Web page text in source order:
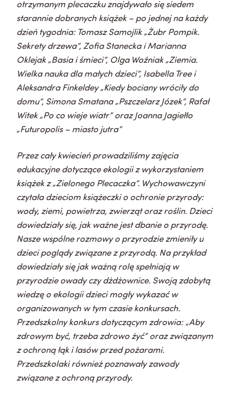
otrzymanym plecaczku znajdywało się siedem
starannie dobranych książek – po jednej na każdy
dzień tygodnia: Tomasz Samojlik „Żubr Pompik.
Sekrety drzewa”,Zofia Stanecka i Marianna
Oklejak „Basia i śmieci”, Olga Woźniak „Ziemia.
Wielka nauka dla małych dzieci”, Isabella Tree i
Aleksandra Finkeldey „Kiedy bociany wróciły do
domu”, Simona Smatana „Pszczelarz Józek”, Rafał
Witek „Po co wieje wiatr” orazJoanna Jagiełło
„Futuropolis – miasto jutra”
Przez cały kwiecień prowadziliśmy zajęcia
edukacyjne dotyczące ekologii z wykorzystaniem
książek z „Zielonego Plecaczka”. Wychowawczyni
czytała dzieciom książeczki o ochronie przyrody:
wody, ziemi, powietrza, zwierząt oraz roślin. Dzieci
dowiedziały się, jak ważne jest dbanie o przyrodę.
Nasze wspólne rozmowy o przyrodzie zmieniły u
dzieci poglądy związane z przyrodą. Na przykład
dowiedziały się jak ważną rolę spełniają w
przyrodzie owady czy dżdżownice. Swoją zdobytą
wiedzę o ekologii dzieci mogły wykazać w
organizowanych w tym czasie konkursach.
Przedszkolny konkurs dotyczącym zdrowia: „Aby
zdrowym być, trzeba zdrowo żyć” oraz związanym
z ochroną łąk i lasów przed pożarami.
Przedszkolaki również poznawały zawody
związane z ochroną przyrody.